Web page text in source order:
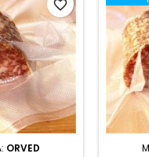
ORVED
favorite_border